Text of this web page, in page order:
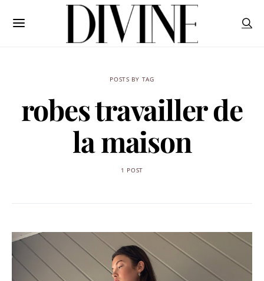
POSTS BY TAG
robes travailler de
la maison
1 POST